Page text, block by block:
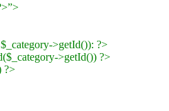
>getId()): ?>
>getId()) ?>
?>